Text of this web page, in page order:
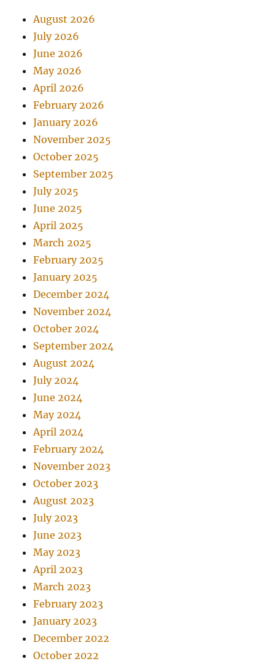
August 2026
July 2026
June 2026
May 2026
April 2026
February 2026
January 2026
November 2025
October 2025
September 2025
July 2025
June 2025
April 2025
March 2025
February 2025
January 2025
December 2024
November 2024
October 2024
September 2024
August 2024
July 2024
June 2024
May 2024
April 2024
February 2024
November 2023
October 2023
August 2023
July 2023
June 2023
May 2023
April 2023
March 2023
February 2023
January 2023
December 2022
October 2022